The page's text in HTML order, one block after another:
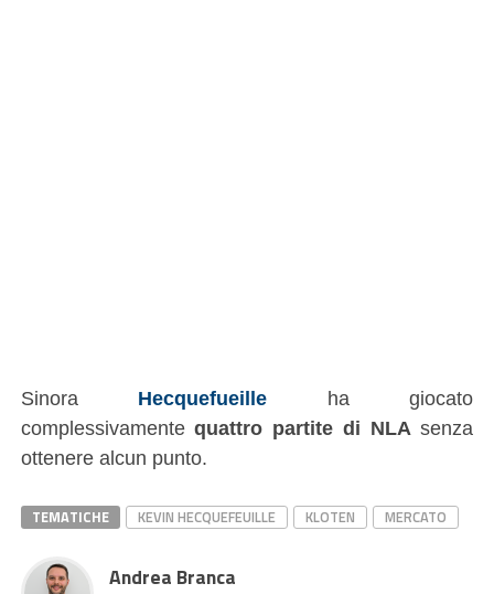
Sinora Hecquefueille ha giocato
complessivamentequattro partite di NLA senza
ottenere alcun punto.
TEMATICHE KEVIN HECQUEFEUILLE KLOTEN MERCATO
Andrea Branca